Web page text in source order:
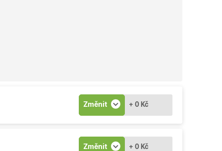
Změnit + 0 Kč
Změnit + 0 Kč